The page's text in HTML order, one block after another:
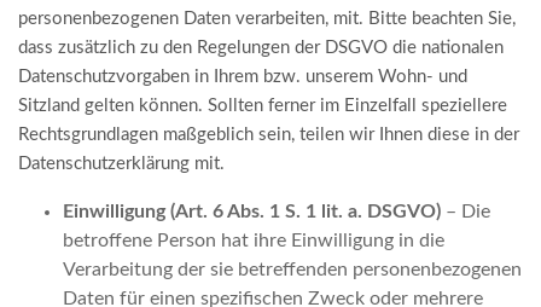
personenbezogenen Daten verarbeiten, mit. Bitte beachten Sie,
dass zusätzlich zu den Regelungen der DSGVO die nationalen
Datenschutzvorgaben in Ihrem bzw. unserem Wohn- und
Sitzland gelten können. Sollten ferner im Einzelfall speziellere
Rechtsgrundlagen maßgeblich sein, teilen wir Ihnen diese in der
Datenschutzerklärung mit.
Einwilligung (Art. 6 Abs. 1 S. 1 lit. a. DSGVO)– Die
betroffene Person hat ihre Einwilligung in die
Verarbeitung der sie betreffenden personenbezogenen
Daten für einen spezifischen Zweck oder mehrere